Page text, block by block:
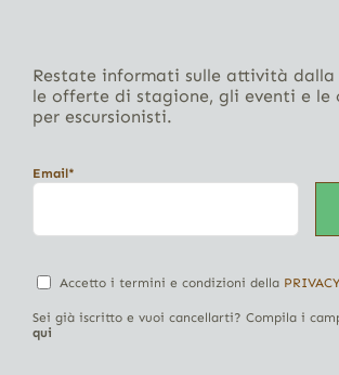
Restate informati sulle attività
le offerte di stagione, gli eventi e le
per escursionisti.
Email*
Accetto i termini e condizioni della PRIVACY
Sei già iscritto e vuoi cancellarti? Compila i
qui